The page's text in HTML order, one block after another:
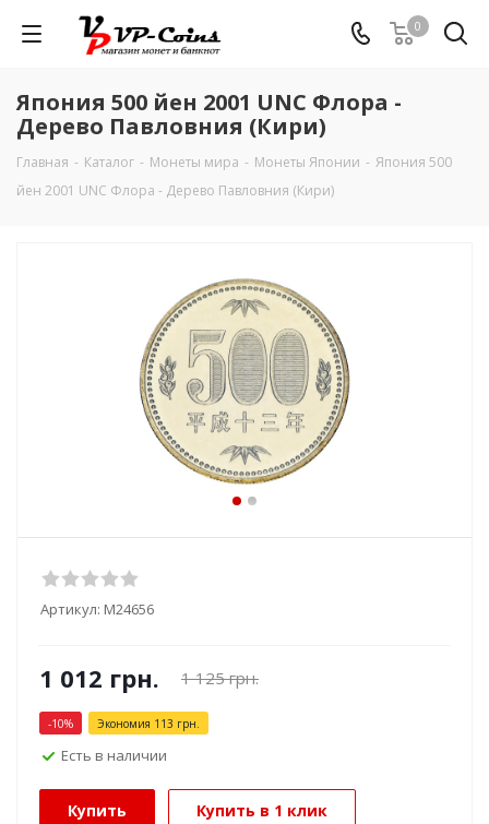
0
Япония 500 йен 2001 UNC Флора -
Дерево Павловния (Кири)
Главная - Каталог - Монеты мира - Монеты Японии - Япония 500
йен 2001 UNC Флора - Дерево Павловния (Кири)
Артикул: М24656
1 012 грн. 1 125грн.
-10% Экономия 113 грн.
Есть в наличии
Купить Купить в 1 клик